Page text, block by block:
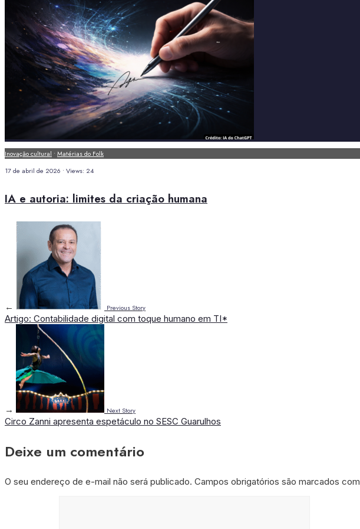
Inovação cultural • Matérias do Folk
17 de abril de 2026 • Views: 24
IA e autoria: limites da criação humana
← Previous Story
Artigo: Contabilidade digital com toque humano em TI*
→ Next Story
Circo Zanni apresenta espetáculo no SESC Guarulhos
Deixe um comentário
O seu endereço de e-mail não será publicado. Campos obrigatórios são marcados com